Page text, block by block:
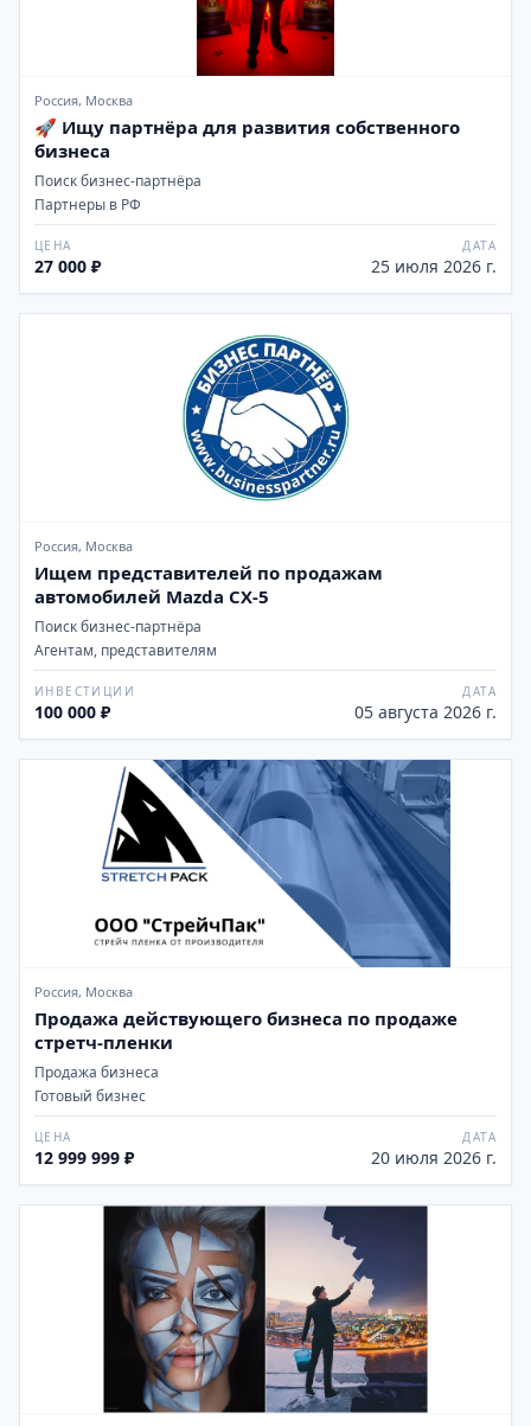
Россия, Москва
🚀 Ищу партнёра для развития собственного
бизнеса
Поиск бизнес-партнёра
Партнеры в РФ
ЦЕНА
27 000 ₽
ДАТА
25 июля 2026 г.
Россия, Москва
Ищем представителей по продажам
автомобилей Mazda CX-5
Поиск бизнес-партнёра
Агентам, представителям
ИНВЕСТИЦИИ
100 000 ₽
ДАТА
05 августа 2026 г.
Россия, Москва
Продажа действующего бизнеса по продаже
стретч-пленки
Продажа бизнеса
Готовый бизнес
ЦЕНА
12 999 999 ₽
ДАТА
20 июля 2026 г.